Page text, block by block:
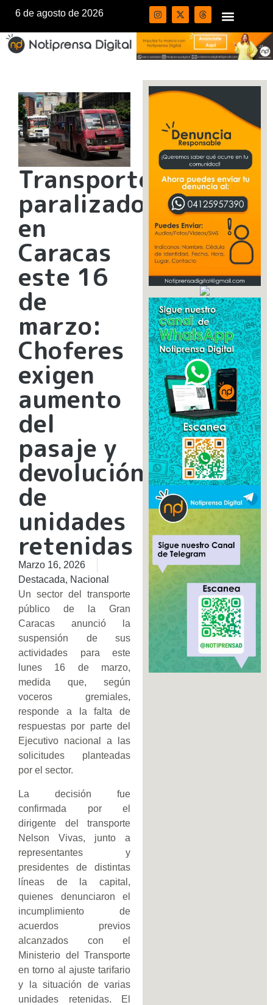
6 de agosto de 2026
Transporte
paralizado
en
Caracas
este 16
de
marzo:
Choferes
exigen
aumento
del
pasaje y
devolución
de
unidades
retenidas
Marzo 16, 2026
Destacada, Nacional
Un sector del transporte
público de la Gran
Caracas anunció la
suspensión de sus
actividades para este
lunes 16 de marzo,
medida que, según
voceros gremiales,
responde a la falta de
respuestas por parte del
Ejecutivo nacional a las
solicitudes planteadas
por el sector.
La decisión fue
confirmada por el
dirigente del transporte
Nelson Vivas, junto a
representantes y
presidentes de distintas
líneas de la capital,
quienes denunciaron el
incumplimiento de
acuerdos previos
alcanzados con el
Ministerio del Transporte
en torno al ajuste tarifario
y la situación de varias
unidades retenidas. El